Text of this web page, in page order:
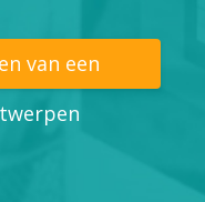
van een